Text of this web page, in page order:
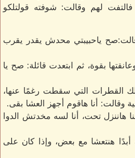
فالتفت لهم وقالت: شوفته قولتلكو
ياحبيبتي محدش يقدر يقرب
بقوة، ثم ابتعدت قائلة: صح يا
القطرات التي سقطت رغمًا عنها،
وقالت: أنا هاقوم أجهز العشا بقى.
هاننزل تحت، أنا لسه مخدتش الدوا
أبدًا هنتعشا مع بعض، وإذا كان على